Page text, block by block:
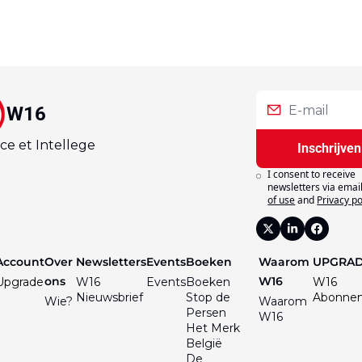
W16
et Intellege Inschrijven
I consent to receive
newsletters via
of useand Privacy
Over
ons
Wie?
Newsletters
W16
Nieuwsbrief
Events
Events
Boeken
Boeken
Stop de
Persen
Het Merk
België
De
Waarom
W16
Waarom
W16
W16